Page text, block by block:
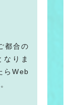
都合の
りま
らWeb